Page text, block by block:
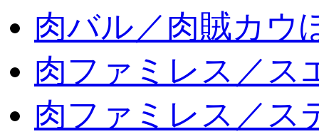
肉バル／肉賊カウ
肉ファミレス／ス
肉ファミレス／ス